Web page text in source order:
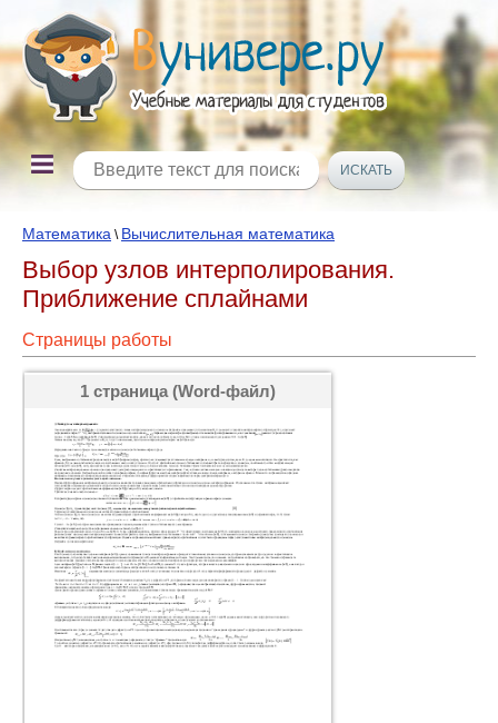
Математика \ Вычислительная математика
Выбор узлов интерполирования.
Приближение сплайнами
Страницы работы
1 страница (Word-файл)